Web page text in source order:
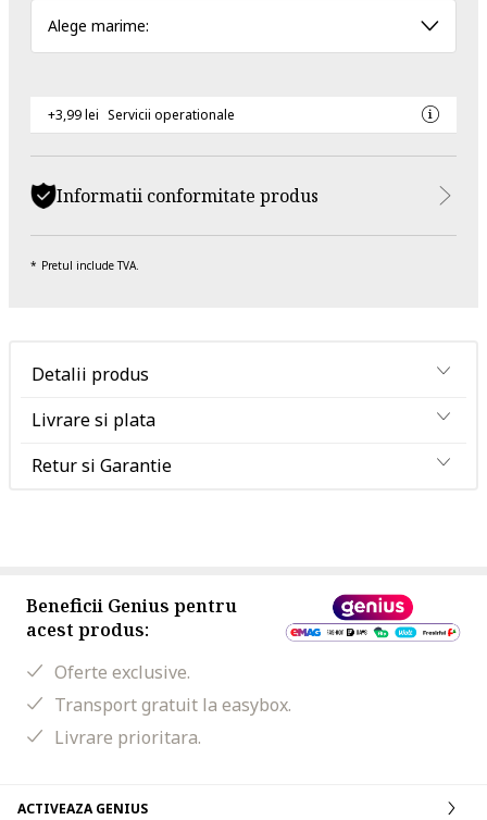
Alege marime:
+3,99 lei Servicii operationale
Informatii conformitate produs
Pretul include TVA.
Detalii produs
Livrare si plata
Retur si Garantie
Beneficii Genius pentru
acest produs:
Oferte exclusive.
Transport gratuit la easybox.
Livrare prioritara.
ACTIVEAZA GENIUS